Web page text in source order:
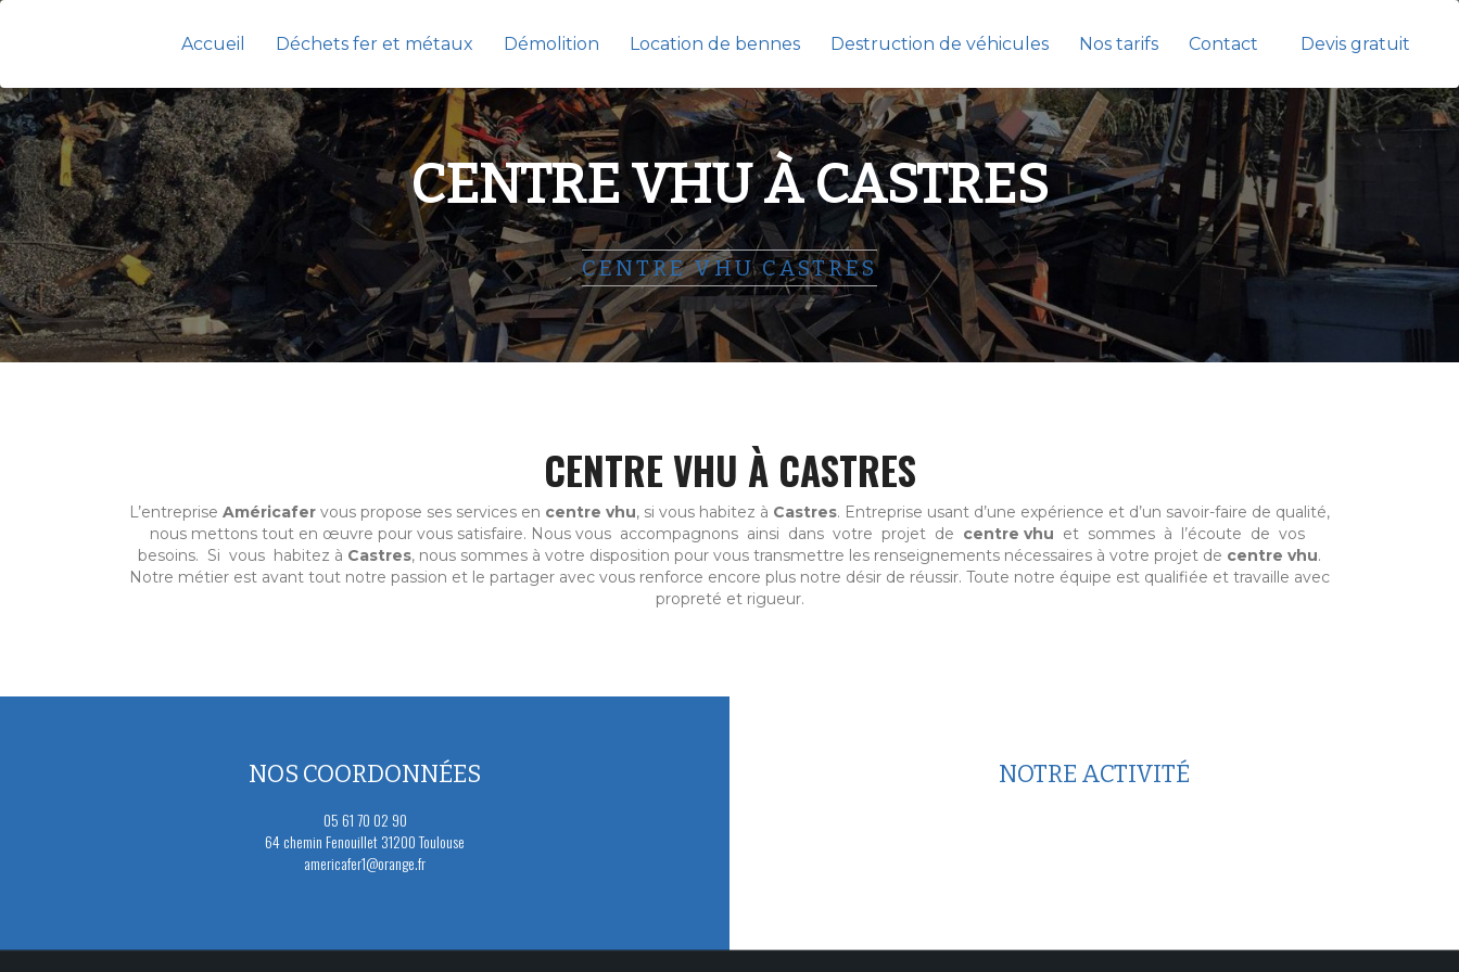
Accueil Déchets fer et métaux Démolition Location de bennes Destruction de véhicules Nos tarifs Contact Devis gratuit
CENTRE VHU À CASTRES
CENTRE VHU CASTRES
CENTRE VHU À CASTRES
L’entreprise Américafer vous propose ses services en centre vhu, si vous habitez à Castres. Entreprise usant d’une expérience et d’un savoir-faire de qualité,
nous mettons tout en œuvre pour vous satisfaire. Nous vous accompagnons ainsi dans votre projet de centre vhu et sommes à l’écoute de vos
besoins. Si vous habitez à Castres, nous sommes à votre disposition pour vous transmettre les renseignements nécessaires à votre projet de centre vhu.
Notre métier est avant tout notre passion et le partager avec vous renforce encore plus notre désir de réussir. Toute notre équipe est qualifiée et travaille avec
propreté et rigueur.
NOS COORDONNÉES
05 61 70 02 90
64 chemin Fenouillet 31200 Toulouse
americafer1@orange.fr
NOTRE ACTIVITÉ